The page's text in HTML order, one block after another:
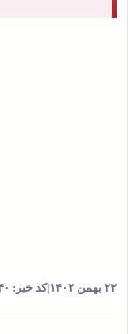
۲۲ بهمن ۱۴۰۲ |کد خبر: ۵۵۴۰